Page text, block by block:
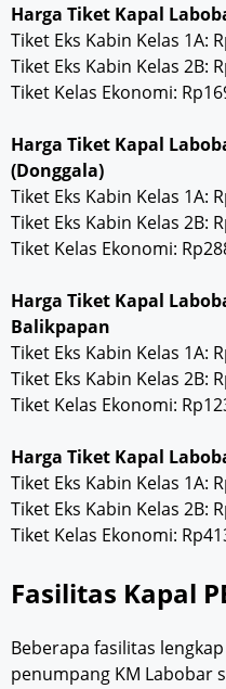
Harga Tiket Kapal
Tiket Eks Kabin Kelas 1A:
Tiket Eks Kabin Kelas 2B:
Tiket Kelas Ekonomi:
Harga Tiket Kapal
(Donggala)
Tiket Eks Kabin Kelas 1A:
Tiket Eks Kabin Kelas 2B:
Tiket Kelas Ekonomi:
Harga Tiket Kapal
Balikpapan
Tiket Eks Kabin Kelas 1A:
Tiket Eks Kabin Kelas 2B:
Tiket Kelas Ekonomi:
Harga Tiket Kapal
Tiket Eks Kabin Kelas 1A:
Tiket Eks Kabin Kelas 2B:
Tiket Kelas Ekonomi:
Fasilitas Kapal
Beberapa fasilitas
penumpang KM Labobar